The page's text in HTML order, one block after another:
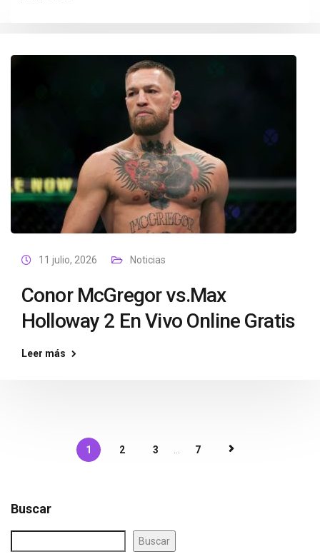
11 julio, 2026 Noticias
Conor McGregor vs.Max
Holloway 2 En Vivo Online Gratis
Leer más
1 2 3 7
Buscar
Buscar